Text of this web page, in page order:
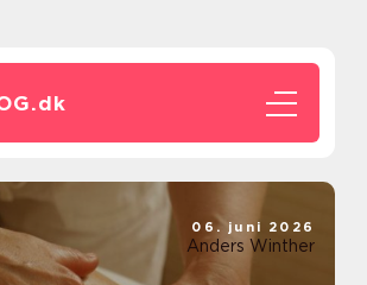
dk
06. juni 2026
Anders Winther